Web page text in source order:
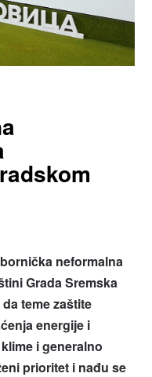
neformalna
Grada Sremska
teme zaštite
energije i
i generalno
prioritet i nađu se